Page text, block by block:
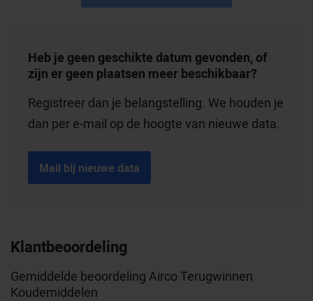
Heb je geen geschikte datum gevonden, of
zijn er geen plaatsen meer beschikbaar?
Registreer dan je belangstelling. We houden je
dan per e-mail op de hoogte van nieuwe data.
Mail bij nieuwe data
Klantbeoordeling
Gemiddelde beoordeling Airco Terugwinnen
Koudemiddelen